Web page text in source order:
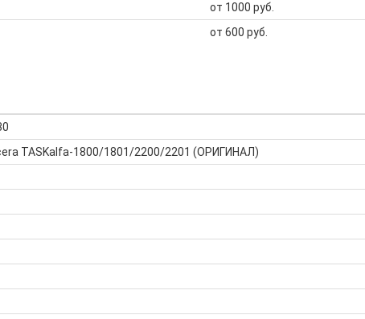
от 1000 руб.
от 600 руб.
TASKalfa-1800/1801/2200/2201 (ОРИГИНАЛ)